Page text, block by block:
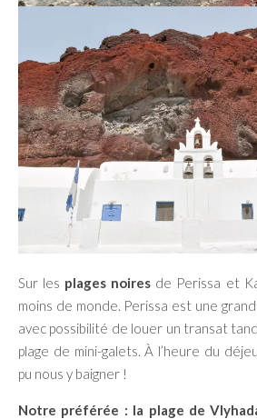
Sur les plages noires de Perissa et
moins de monde. Perissa est une
avec possibilité de louer un transat
plage de mini-galets. À l’heure du
pu nous y baigner !
Notre préférée : la plage de